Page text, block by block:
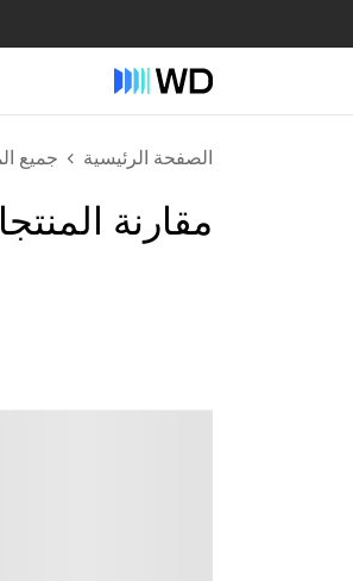
الصفحة الرئيسية جميع
مقارنة